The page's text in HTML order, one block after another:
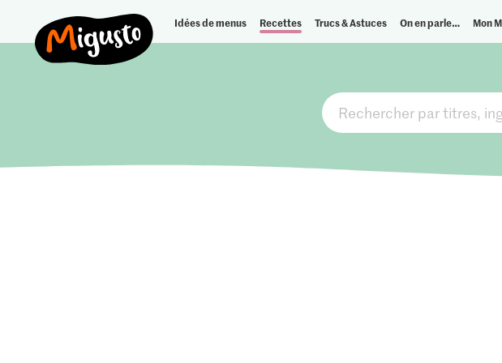
Idées de menus Recettes Trucs & Astuces On en parle… Mon